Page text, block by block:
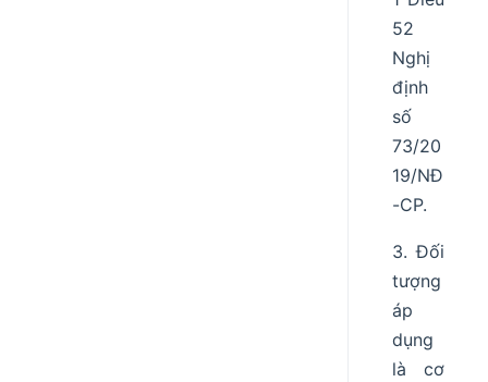
52
Nghị
định
số
73/20
19/NĐ
-CP.
3. Đối
tượng
áp
dụng
là cơ